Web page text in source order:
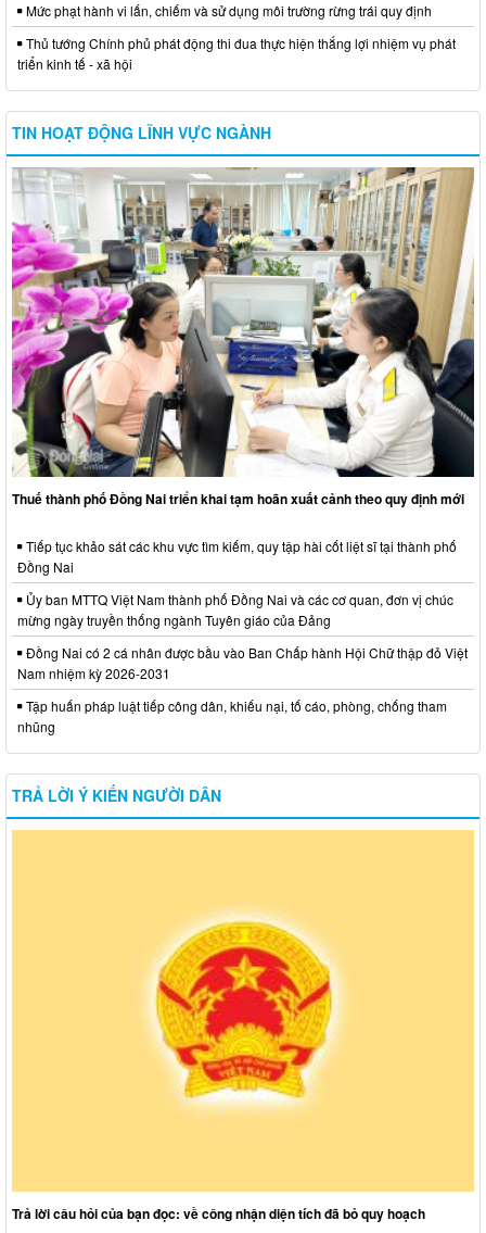
Mức phạt hành vi lấn, chiếm và sử dụng môi trường rừng trái quy định
Thủ tướng Chính phủ phát động thi đua thực hiện thắng lợi nhiệm vụ phát
triển kinh tế - xã hội
TIN HOẠT ĐỘNG LĨNH VỰC NGÀNH
Thuế thành phố Đồng Nai triển khai tạm hoãn xuất cảnh theo quy định mới
Tiếp tục khảo sát các khu vực tìm kiếm, quy tập hài cốt liệt sĩ tại thành phố
Đồng Nai
Ủy ban MTTQ Việt Nam thành phố Đồng Nai và các cơ quan, đơn vị chúc
mừng ngày truyền thống ngành Tuyên giáo của Đảng
Đồng Nai có 2 cá nhân được bầu vào Ban Chấp hành Hội Chữ thập đỏ Việt
Nam nhiệm kỳ 2026-2031
Tập huấn pháp luật tiếp công dân, khiếu nại, tố cáo, phòng, chống tham
nhũng
TRẢ LỜI Ý KIẾN NGƯỜI DÂN
Trả lời câu hỏi của bạn đọc: về công nhận diện tích đã bỏ quy hoạch